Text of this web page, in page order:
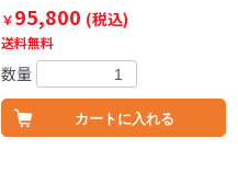
￥95,800 (税込)
送料無料
数量
カートに入れる